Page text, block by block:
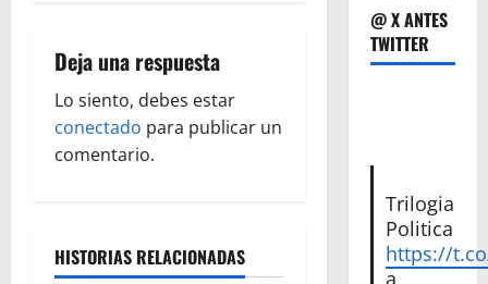
i
ó
n
d
e
Deja una respuesta
Lo siento, debes estar
conectado para publicar un
comentario.
HISTORIAS RELACIONADAS
@ X ANTES
TWITTER
Trilogia
Politica
https://